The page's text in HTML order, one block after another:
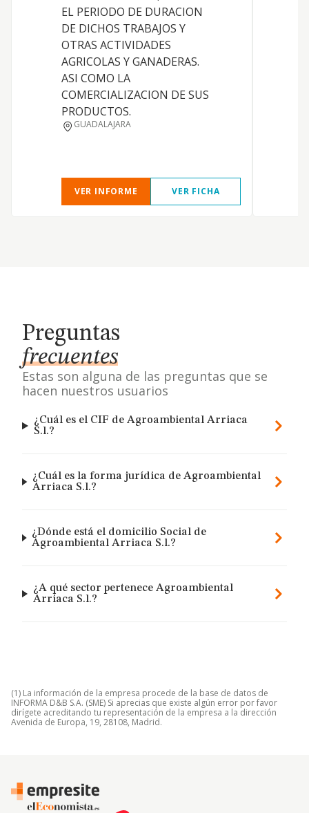
EL PERIODO DE DURACION
DE DICHOS TRABAJOS Y
OTRAS ACTIVIDADES
AGRICOLAS Y GANADERAS.
ASI COMO LA
COMERCIALIZACION DE SUS
PRODUCTOS.
GUADALAJARA
VER INFORME VER FICHA
Preguntas
frecuentes
Estas son alguna de las preguntas que se
hacen nuestros usuarios
¿Cuál es el CIF de Agroambiental Arriaca
S.l.?
¿Cuál es la forma jurídica de Agroambiental
Arriaca S.l.?
¿Dónde está el domicilio Social de
Agroambiental Arriaca S.l.?
¿A qué sector pertenece Agroambiental
Arriaca S.l.?
(1) La información de la empresa procede de la base de datos de
INFORMA D&B S.A. (SME) Si aprecias que existe algún error por favor
dirígete acreditando tu representación de la empresa a la dirección
Avenida de Europa, 19, 28108, Madrid.